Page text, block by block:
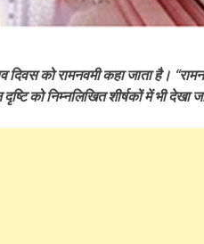
को रामनवमी कहा जाता है।
को निम्नलिखित शीर्षकों में भी देखा